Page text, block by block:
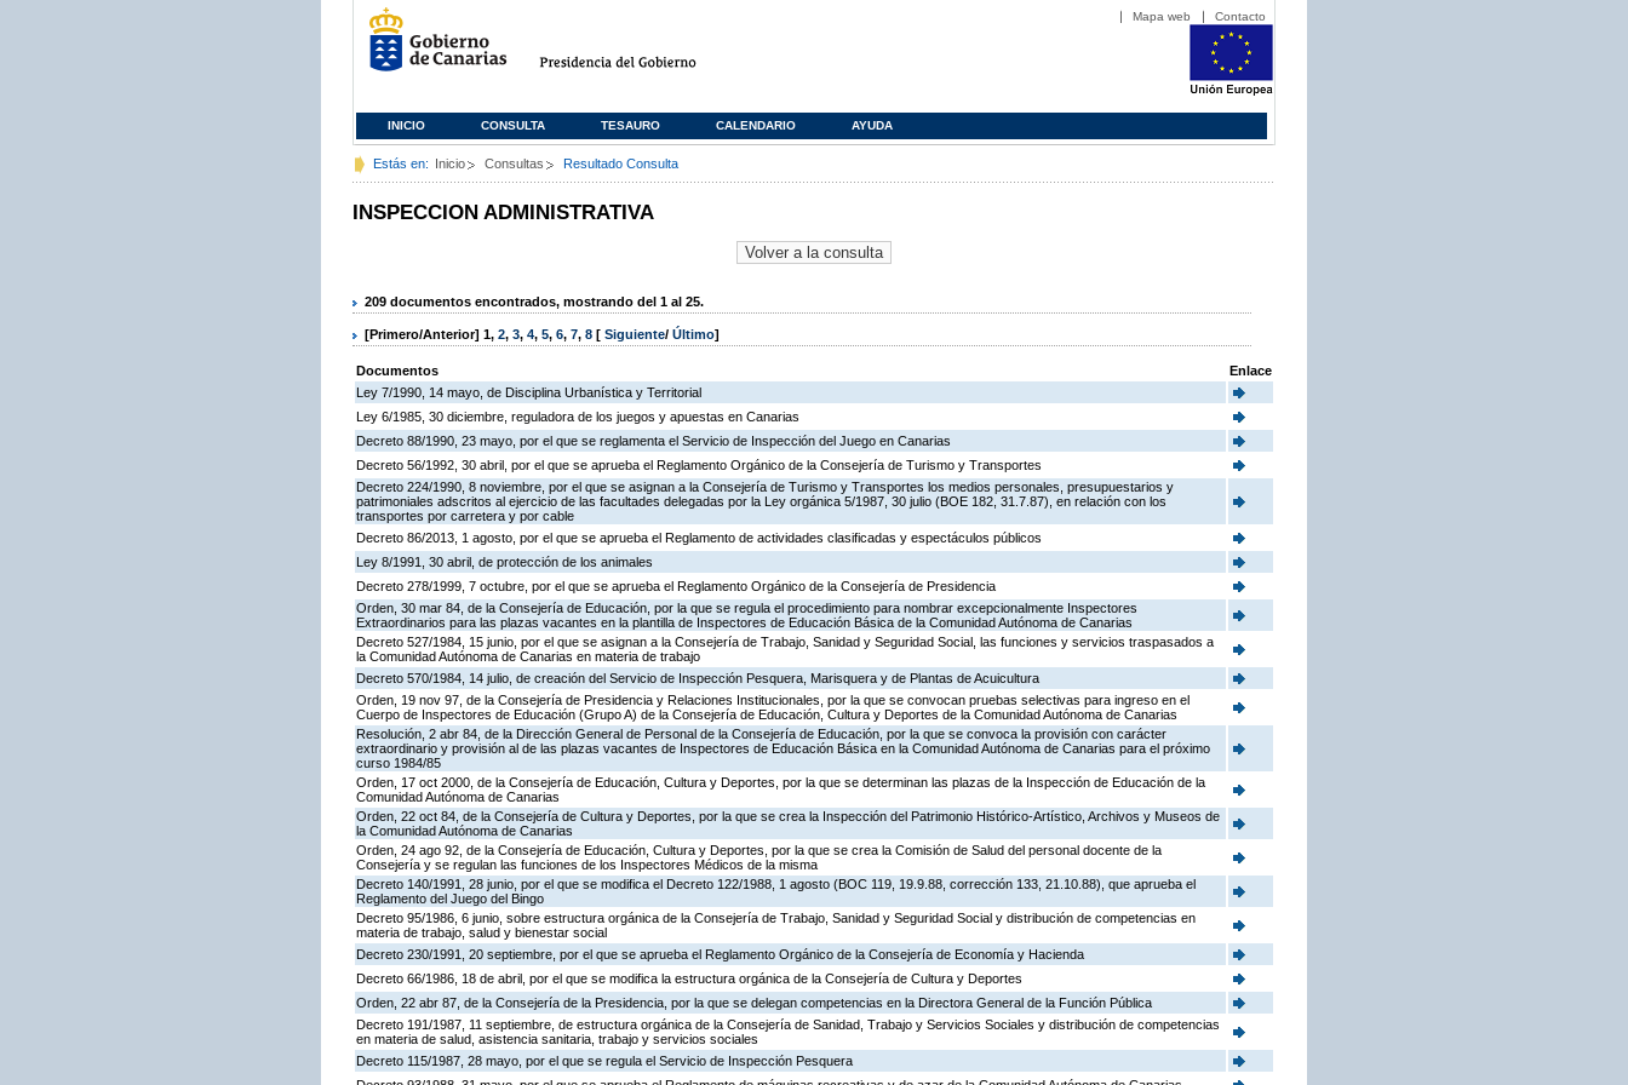
Mapa web Contacto
INICIO CONSULTA TESAURO CALENDARIO AYUDA
Estás en: Inicio Consultas Resultado Consulta
INSPECCION ADMINISTRATIVA
209 documentos encontrados, mostrando del 1 al 25.
[Primero/Anterior] 1, 2, 3, 4, 5, 6, 7, 8 [ Siguiente/ Último]
Documentos
Enlace
Ley 7/1990, 14 mayo, de Disciplina Urbanística y Territorial
Ley 6/1985, 30 diciembre, reguladora de los juegos y apuestas en Canarias
Decreto 88/1990, 23 mayo, por el que se reglamenta el Servicio de Inspección del Juego en Canarias
Decreto 56/1992, 30 abril, por el que se aprueba el Reglamento Orgánico de la Consejería de Turismo y Transportes
Decreto 224/1990, 8 noviembre, por el que se asignan a la Consejería de Turismo y Transportes los medios personales, presupuestarios y
patrimoniales adscritos al ejercicio de las facultades delegadas por la Ley orgánica 5/1987, 30 julio (BOE 182, 31.7.87), en relación con los
transportes por carretera y por cable
Decreto 86/2013, 1 agosto, por el que se aprueba el Reglamento de actividades clasificadas y espectáculos públicos
Ley 8/1991, 30 abril, de protección de los animales
Decreto 278/1999, 7 octubre, por el que se aprueba el Reglamento Orgánico de la Consejería de Presidencia
Orden, 30 mar 84, de la Consejería de Educación, por la que se regula el procedimiento para nombrar excepcionalmente Inspectores
Extraordinarios para las plazas vacantes en la plantilla de Inspectores de Educación Básica de la Comunidad Autónoma de Canarias
Decreto 527/1984, 15 junio, por el que se asignan a la Consejería de Trabajo, Sanidad y Seguridad Social, las funciones y servicios traspasados a
la Comunidad Autónoma de Canarias en materia de trabajo
Decreto 570/1984, 14 julio, de creación del Servicio de Inspección Pesquera, Marisquera y de Plantas de Acuicultura
Orden, 19 nov 97, de la Consejería de Presidencia y Relaciones Institucionales, por la que se convocan pruebas selectivas para ingreso en el
Cuerpo de Inspectores de Educación (Grupo A) de la Consejería de Educación, Cultura y Deportes de la Comunidad Autónoma de Canarias
Resolución, 2 abr 84, de la Dirección General de Personal de la Consejería de Educación, por la que se convoca la provisión con carácter
extraordinario y provisión al de las plazas vacantes de Inspectores de Educación Básica en la Comunidad Autónoma de Canarias para el próximo
curso 1984/85
Orden, 17 oct 2000, de la Consejería de Educación, Cultura y Deportes, por la que se determinan las plazas de la Inspección de Educación de la
Comunidad Autónoma de Canarias
Orden, 22 oct 84, de la Consejería de Cultura y Deportes, por la que se crea la Inspección del Patrimonio Histórico-Artístico, Archivos y Museos de
la Comunidad Autónoma de Canarias
Orden, 24 ago 92, de la Consejería de Educación, Cultura y Deportes, por la que se crea la Comisión de Salud del personal docente de la
Consejería y se regulan las funciones de los Inspectores Médicos de la misma
Decreto 140/1991, 28 junio, por el que se modifica el Decreto 122/1988, 1 agosto (BOC 119, 19.9.88, corrección 133, 21.10.88), que aprueba el
Reglamento del Juego del Bingo
Decreto 95/1986, 6 junio, sobre estructura orgánica de la Consejería de Trabajo, Sanidad y Seguridad Social y distribución de competencias en
materia de trabajo, salud y bienestar social
Decreto 230/1991, 20 septiembre, por el que se aprueba el Reglamento Orgánico de la Consejería de Economía y Hacienda
Decreto 66/1986, 18 de abril, por el que se modifica la estructura orgánica de la Consejería de Cultura y Deportes
Orden, 22 abr 87, de la Consejería de la Presidencia, por la que se delegan competencias en la Directora General de la Función Pública
Decreto 191/1987, 11 septiembre, de estructura orgánica de la Consejería de Sanidad, Trabajo y Servicios Sociales y distribución de competencias
en materia de salud, asistencia sanitaria, trabajo y servicios sociales
Decreto 115/1987, 28 mayo, por el que se regula el Servicio de Inspección Pesquera